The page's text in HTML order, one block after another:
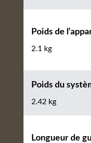
Poids de
2.1 kg
Poids du
2.42 kg
Longueur de